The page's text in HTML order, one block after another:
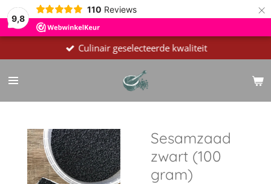
9,8
110 Reviews ×
Culinair geselecteerde kwaliteit
Sesamzaad
zwart (100
gram)